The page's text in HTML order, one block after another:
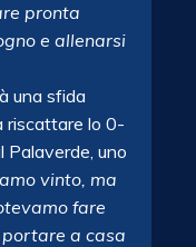
pronta
e allenarsi
una sfida
riscattare lo 0-
Palaverde, uno
vinto, ma
fare
a casa